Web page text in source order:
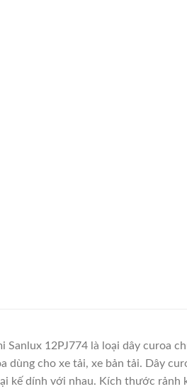
Sanlux 12PJ774 là loại dây curoa
dùng cho xe tải, xe bản tải. Dây
kế dính với nhau. Kích thước